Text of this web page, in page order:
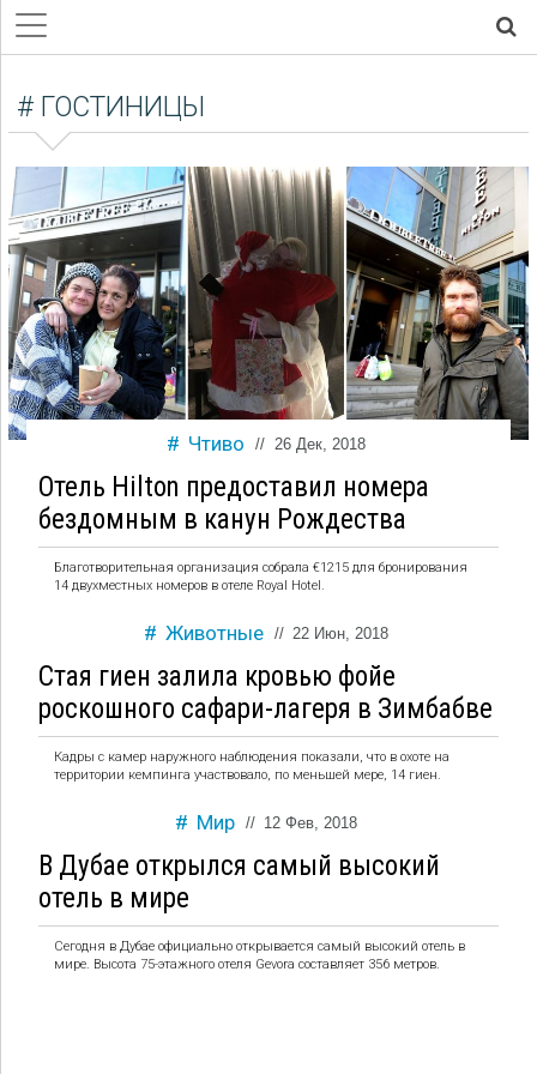
# ГОСТИНИЦЫ
Чтиво // 26 Дек, 2018
Отель Hilton предоставил номера
бездомным в канун Рождества
Благотворительная организация собрала €1215 для бронирования
14 двухместных номеров в отеле Royal Hotel.
Животные // 22 Июн, 2018
Стая гиен залила кровью фойе
роскошного сафари-лагеря в Зимбабве
Кадры с камер наружного наблюдения показали, что в охоте на
территории кемпинга участвовало, по меньшей мере, 14 гиен.
Мир // 12 Фев, 2018
В Дубае открылся самый высокий
отель в мире
Сегодня в Дубае официально открывается самый высокий отель в
мире. Высота 75-этажного отеля Gevora составляет 356 метров.